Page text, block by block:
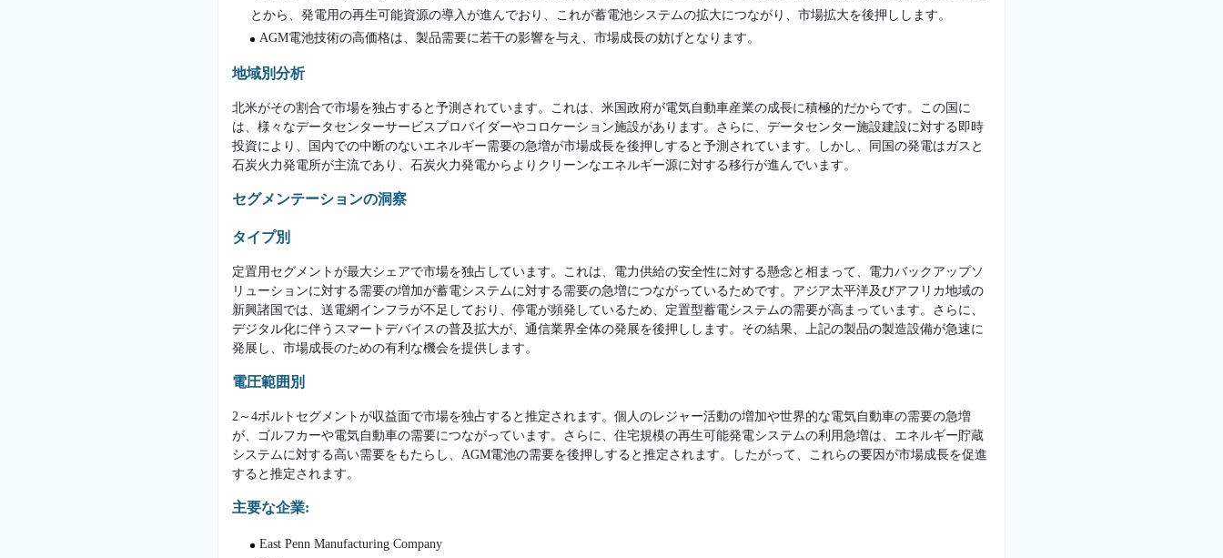
とから、発電用の再生可能資源の導入が進んでおり、これが蓄電池システムの拡大につながり、市場拡大を後押しします。
AGM電池技術の高価格は、製品需要に若干の影響を与え、市場成長の妨げとなります。
地域別分析
北米がその割合で市場を独占すると予測されています。これは、米国政府が電気自動車産業の成長に積極的だからです。この国に
は、様々なデータセンターサービスプロバイダーやコロケーション施設があります。さらに、データセンター施設建設に対する即時
投資により、国内での中断のないエネルギー需要の急増が市場成長を後押しすると予測されています。しかし、同国の発電はガスと
石炭火力発電所が主流であり、石炭火力発電からよりクリーンなエネルギー源に対する移行が進んでいます。
セグメンテーションの洞察
タイプ別
定置用セグメントが最大シェアで市場を独占しています。これは、電力供給の安全性に対する懸念と相まって、電力バックアップソ
リューションに対する需要の増加が蓄電システムに対する需要の急増につながっているためです。アジア太平洋及びアフリカ地域の
新興諸国では、送電網インフラが不足しており、停電が頻発しているため、定置型蓄電システムの需要が高まっています。さらに、
デジタル化に伴うスマートデバイスの普及拡大が、通信業界全体の発展を後押しします。その結果、上記の製品の製造設備が急速に
発展し、市場成長のための有利な機会を提供します。
電圧範囲別
2～4ボルトセグメントが収益面で市場を独占すると推定されます。個人のレジャー活動の増加や世界的な電気自動車の需要の急増
が、ゴルフカーや電気自動車の需要につながっています。さらに、住宅規模の再生可能発電システムの利用急増は、エネルギー貯蔵
システムに対する高い需要をもたらし、AGM電池の需要を後押しすると推定されます。したがって、これらの要因が市場成長を促進
すると推定されます。
主要な企業:
East Penn Manufacturing Company